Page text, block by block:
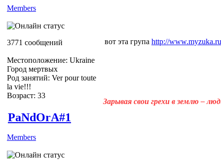
Members
3771 сообщений
Местоположение: Ukraine
Город мертвых
Род занятий: Ver pour toute
la vie!!!
Возраст: 33
вот эта група http://
Зарывая свои грехи в землю –
PaNdOrA#1
Members